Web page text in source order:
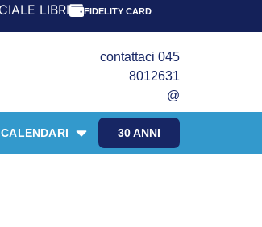
PER I 30 ANNI DEL FRANGENTE! ***
FIDELITY CARD
contattaci 045
8012631
@
30 ANNI